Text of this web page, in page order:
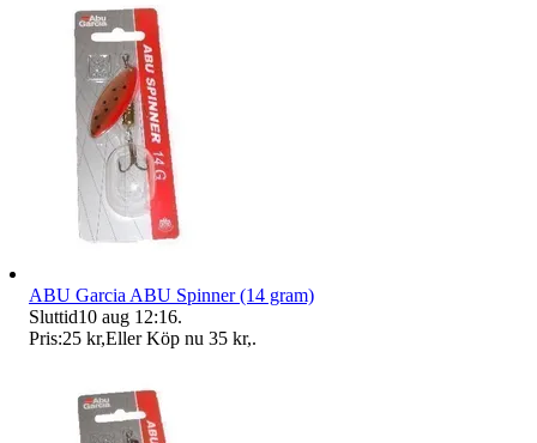
ABU Garcia ABU Spinner (14 gram)
Sluttid10 aug 12:16.
Pris:25 kr,Eller Köp nu 35 kr,.